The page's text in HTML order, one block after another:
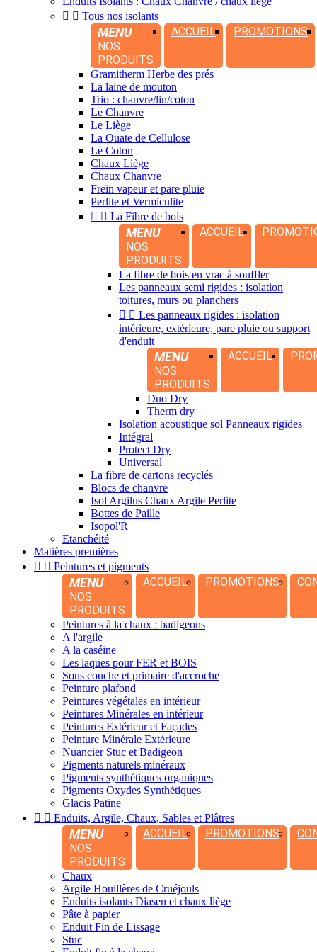
  Tous nos isolants
MENU
NOS
PRODUITS
ACCUEIL PROMOTIONS
Gramitherm Herbe des prés
La laine de mouton
Trio : chanvre/lin/coton
Le Chanvre
Le Liège
La Ouate de Cellulose
Le Coton
Chaux Liège
Chaux Chanvre
Frein vapeur et pare pluie
Perlite et Vermiculite
  La Fibre de bois
MENU
NOS
PRODUITS
ACCUEIL
La fibre de bois en vrac à souffler
Les panneaux semi rigides : isolation
toitures, murs ou planchers
  Les panneaux rigides : isolation
intérieure, extérieure, pare pluie ou support
d'enduit
MENU
NOS
PRODUITS
ACCUEIL
Duo Dry
Therm dry
Isolation acoustique sol Panneaux rigides
Intégral
Protect Dry
Universal
La fibre de cartons recyclés
Blocs de chanvre
Isol Argilus Chaux Argile Perlite
Bottes de Paille
Isopol'R
Etanchéité
Matières premières
  Peintures et pigments
MENU
NOS
PRODUITS
ACCUEIL PROMOTIONS
Peintures à la chaux : badigeons
A l'argile
A la caséine
Les laques pour FER et BOIS
Sous couche et primaire d'accroche
Peinture plafond
Peintures végétales en intérieur
Peintures Minérales en intérieur
Peintures Extérieur et Façades
Peinture Minérale Extérieure
Nuancier Stuc et Badigeon
Pigments naturels minéraux
Pigments synthétiques organiques
Pigments Oxydes Synthétiques
Glacis Patine
  Enduits, Argile, Chaux, Sables et Plâtres
MENU
NOS
PRODUITS
ACCUEIL PROMOTIONS
Chaux
Argile Houillères de Cruéjouls
Enduits isolants Diasen et chaux liège
Pâte à papier
Enduit Fin de Lissage
Stuc